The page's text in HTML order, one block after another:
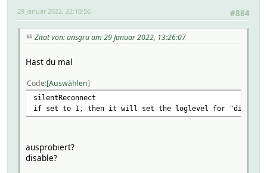
#884
29 Januar 2022, 22:10:56
Zitat von: ansgru am 29 Januar 2022, 13:26:07
Hast du mal
Code Auswählen
silentReconnect
if set to 1, then it will set the loglevel for
ausprobiert?
disable?